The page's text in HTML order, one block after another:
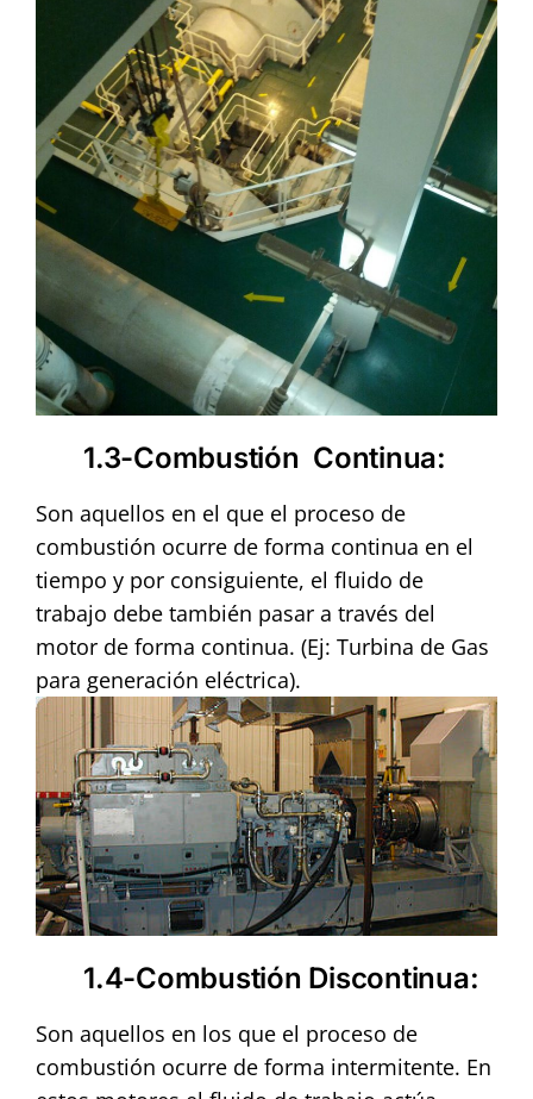
1.3-Combustión Continua:
Son aquellos en el que el proceso de
combustión ocurre de forma continua en el
tiempo y por consiguiente, el fluido de
trabajo debe también pasar a través del
motor de forma continua. (Ej: Turbina de Gas
para generación eléctrica).
1.4-Combustión Discontinua:
Son aquellos en los que el proceso de
combustión ocurre de forma intermitente. En